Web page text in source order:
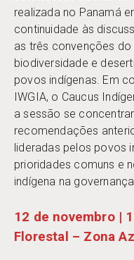
realizada no Panamá
continuidade às
as três convenções
biodiversidade e
povos indígenas. Em
IWGIA, o Caucus
a sessão se
recomendações
lideradas pelos povos
prioridades comuns e
indígena na
12 de novembro |
Florestal – Zona